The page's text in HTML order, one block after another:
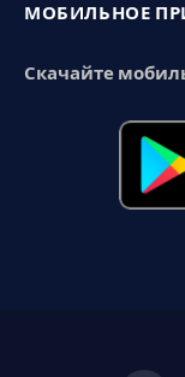
МОБИЛЬНОЕ
Скачайте